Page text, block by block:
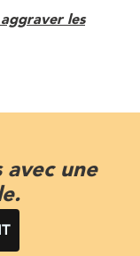
les
une